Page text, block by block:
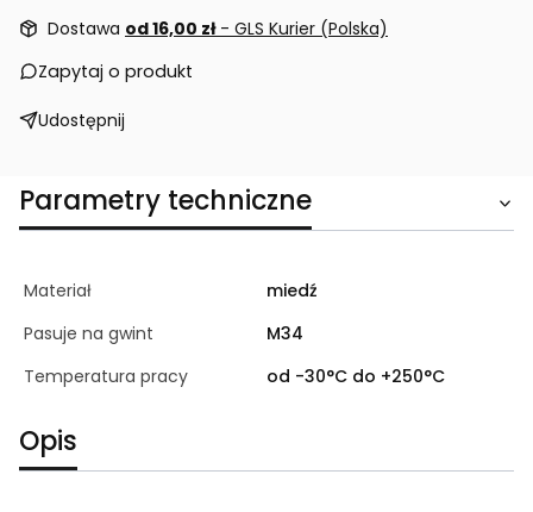
Dostawa od 16,00 zł - GLS Kurier (Polska)
Zapytaj o produkt
Udostępnij
Parametry techniczne
Materiał
miedź
Pasuje na gwint
M34
Temperatura pracy
od -30°C do +250°C
Opis